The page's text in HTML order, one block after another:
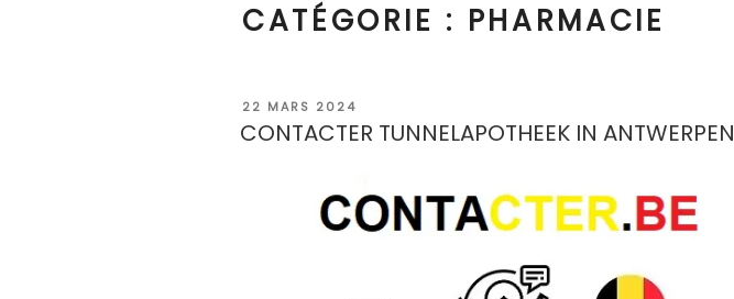
CATÉGORIE : PHARMACIE
PUBLIÉ
LE
22 MARS 2024
CONTACTER TUNNELAPOTHEEK IN ANTWERPEN